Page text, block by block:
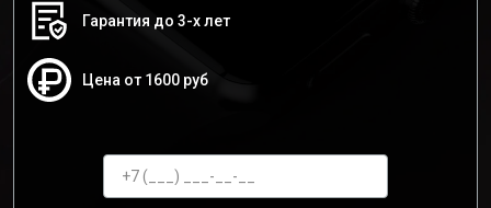
Гарантия до 3-х лет
Цена от 1600 руб